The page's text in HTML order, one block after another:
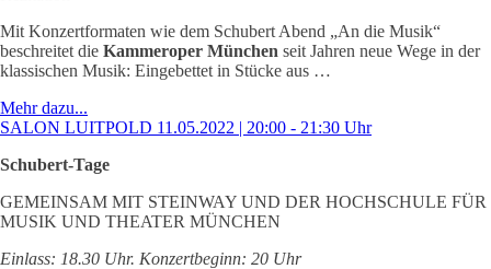
Mit Konzertformaten wie dem Schubert Abend „An die Musik“
beschreitet die Kammeroper München seit Jahren neue Wege in der
klassischen Musik: Eingebettet in Stücke aus …
Mehr dazu...
SALON LUITPOLD 11.05.2022 | 20:00 - 21:30 Uhr
Schubert-Tage
GEMEINSAM MIT STEINWAY UND DER HOCHSCHULE FÜR
MUSIK UND THEATER MÜNCHEN
Einlass: 18.30 Uhr. Konzertbeginn: 20 Uhr